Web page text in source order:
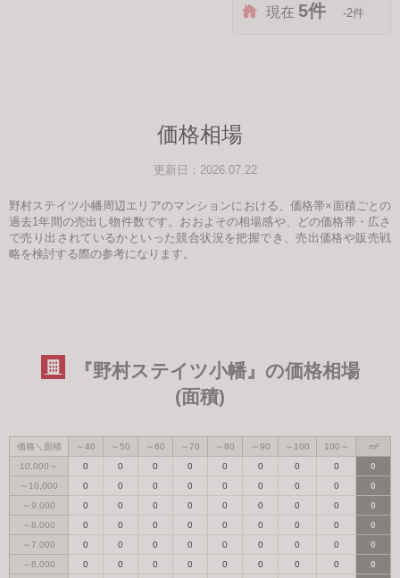
現在 5件 -2件
価格相場
更新日：2026.07.22
野村ステイツ小幡周辺エリアのマンションにおける、価格帯×面積ごとの
過去1年間の売出し物件数です。おおよその相場感や、どの価格帯・広さ
で売り出されているかといった競合状況を把握でき、売出価格や販売戦
略を検討する際の参考になります。
『野村ステイツ小幡』の価格相場
(面積)
価格＼面積 ～40 ～50 ～60 ～70 ～80 ～90 ～100 100～
m²
10,000～
0 0 0 0 0 0 0 0
0
～10,000
0 0 0 0 0 0 0 0
0
～9,000
0 0 0 0 0 0 0 0
0
～8,000
0 0 0 0 0 0 0 0
0
～7,000
0 0 0 0 0 0 0 0
0
～6,000
0 0 0 0 0 0 0 0
0